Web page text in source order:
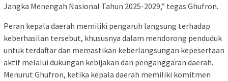
Jangka Menengah Nasional Tahun 2025-2029,” tegas Ghufron.
Peran kepala daerah memiliki pengaruh langsung terhadap
keberhasilan tersebut, khususnya dalam mendorong penduduk
untuk terdaftar dan memastikan keberlangsungan kepesertaan
aktif melalui dukungan kebijakan dan penganggaran daerah.
Menurut Ghufron, ketika kepala daerah memiliki komitmen